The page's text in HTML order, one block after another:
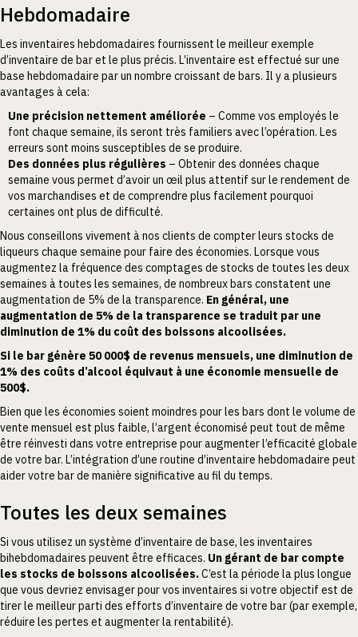
Hebdomadaire
Les inventaires hebdomadaires fournissent le meilleur exemple
d’inventaire de bar et le plus précis. L’inventaire est effectué sur une
base hebdomadaire par un nombre croissant de bars. Il y a plusieurs
avantages à cela:
Une précision nettement améliorée – Comme vos employés le
font chaque semaine, ils seront très familiers avec l’opération. Les
erreurs sont moins susceptibles de se produire.
Des données plus régulières – Obtenir des données chaque
semaine vous permet d’avoir un œil plus attentif sur le rendement de
vos marchandises et de comprendre plus facilement pourquoi
certaines ont plus de difficulté.
Nous conseillons vivement à nos clients de compter leurs stocks de
liqueurs chaque semaine pour faire des économies. Lorsque vous
augmentez la fréquence des comptages de stocks de toutes les deux
semaines à toutes les semaines, de nombreux bars constatent une
augmentation de 5% de la transparence. En général, une
augmentation de 5% de la transparence se traduit par une
diminution de 1% du coût des boissons alcoolisées.
Si le bar génère 50 000$ de revenus mensuels, une diminution de
1% des coûts d’alcool équivaut à une économie mensuelle de
500$.
Bien que les économies soient moindres pour les bars dont le volume de
vente mensuel est plus faible, l’argent économisé peut tout de même
être réinvesti dans votre entreprise pour augmenter l’efficacité globale
de votre bar. L’intégration d’une routine d’inventaire hebdomadaire peut
aider votre bar de manière significative au fil du temps.
Toutes les deux semaines
Si vous utilisez un système d’inventaire de base, les inventaires
bihebdomadaires peuvent être efficaces. Un gérant de bar compte
les stocks de boissons alcoolisées.C’est la période la plus longue
que vous devriez envisager pour vos inventaires si votre objectif est de
tirer le meilleur parti des efforts d’inventaire de votre bar (par exemple,
réduire les pertes et augmenter la rentabilité).